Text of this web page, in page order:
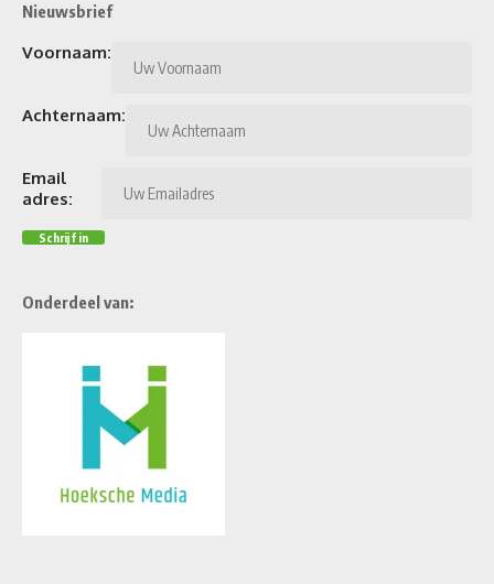
Nieuwsbrief
Voornaam:
Achternaam:
Email
adres:
Onderdeel van: